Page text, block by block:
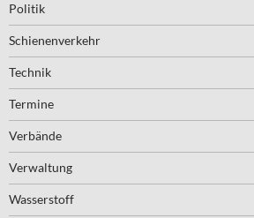
Politik
Schienenverkehr
Technik
Termine
Verbände
Verwaltung
Wasserstoff